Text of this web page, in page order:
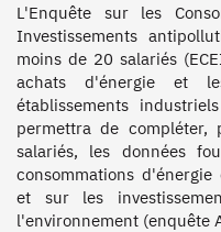
L'Enquête sur les
Investissements
moins de 20 salariés
achats d'énergie et
établissements
permettra de
salariés, les données
consommations
et sur les
l'environnement (enquête